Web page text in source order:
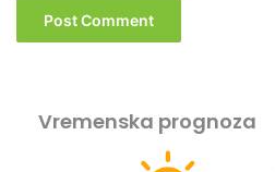
Vremenska prognoza